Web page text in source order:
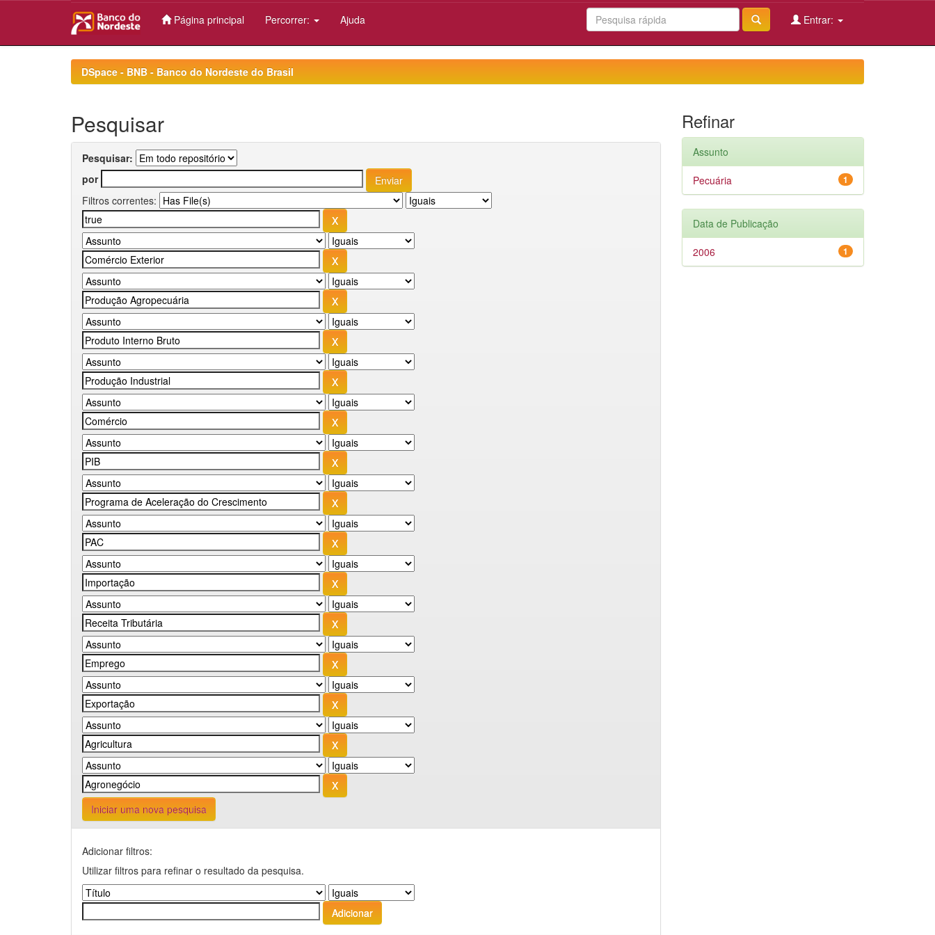
Página principal Percorrer: Ajuda Entrar:
DSpace - BNB - Banco do Nordeste do Brasil
Pesquisar
Pesquisar:
por
Filtros correntes:
Iniciar uma nova pesquisa
Adicionar filtros:
Utilizar filtros para refinar o resultado da pesquisa.
Refinar
Assunto
1
Pecuária
Data de Publicação
1
2006